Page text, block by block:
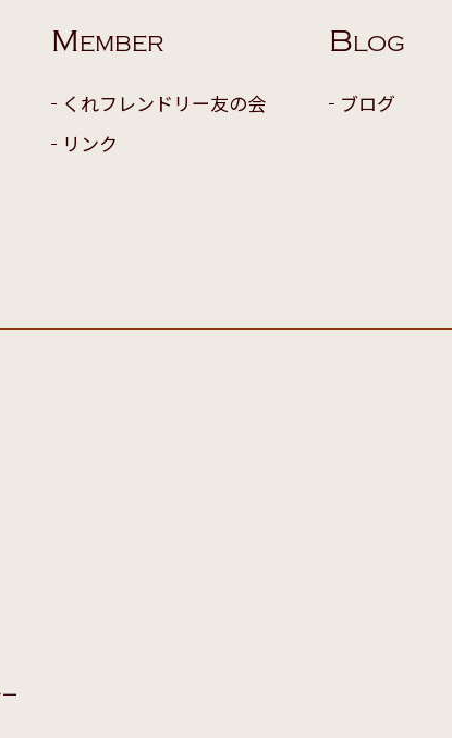
MEMBER
くれフレンドリー友の会
リンク
BLOG
ブログ